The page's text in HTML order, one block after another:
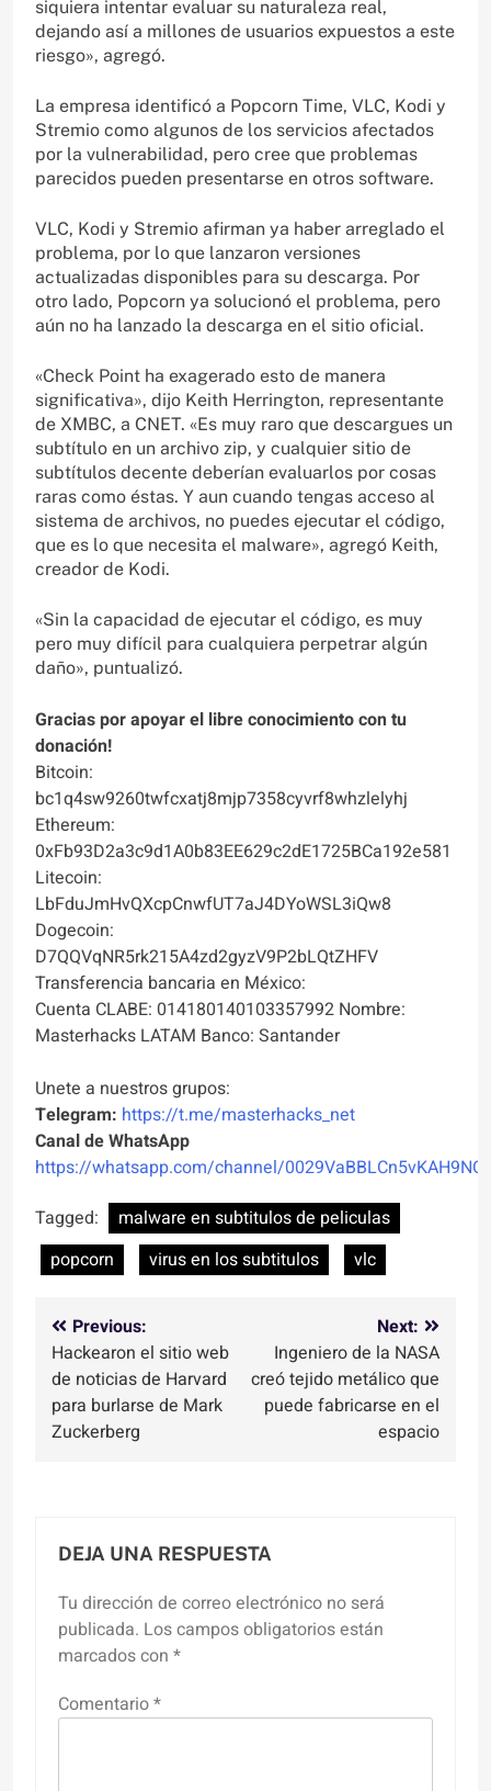
siquiera intentar evaluar su naturaleza real,
dejando así a millones de usuarios expuestos a este
riesgo», agregó.
La empresa identificó a Popcorn Time, VLC, Kodi y
Stremio como algunos de los servicios afectados
por la vulnerabilidad, pero cree que problemas
parecidos pueden presentarse en otros software.
VLC, Kodi y Stremio afirman ya haber arreglado el
problema, por lo que lanzaron versiones
actualizadas disponibles para su descarga. Por
otro lado, Popcorn ya solucionó el problema, pero
aún no ha lanzado la descarga en el sitio oficial.
«Check Point ha exagerado esto de manera
significativa», dijo Keith Herrington, representante
de XMBC, a CNET. «Es muy raro que descargues un
subtítulo en un archivo zip, y cualquier sitio de
subtítulos decente deberían evaluarlos por cosas
raras como éstas. Y aun cuando tengas acceso al
sistema de archivos, no puedes ejecutar el código,
que es lo que necesita el malware», agregó Keith,
creador de Kodi.
«Sin la capacidad de ejecutar el código, es muy
pero muy difícil para cualquiera perpetrar algún
daño», puntualizó.
Gracias por apoyar el libre conocimiento con tu
donación!
Bitcoin:
bc1q4sw9260twfcxatj8mjp7358cyvrf8whzlelyhj
Ethereum:
0xFb93D2a3c9d1A0b83EE629c2dE1725BCa192e581
Litecoin:
LbFduJmHvQXcpCnwfUT7aJ4DYoWSL3iQw8
Dogecoin:
D7QQVqNR5rk215A4zd2gyzV9P2bLQtZHFV
Transferencia bancaria en México:
Cuenta CLABE: 014180140103357992 Nombre:
Masterhacks LATAM Banco: Santander
Unete a nuestros grupos:
Telegram: https://t.me/masterhacks_net
Canal de WhatsApp
https://whatsapp.com/channel/
Tagged:
malware en subtitulos de peliculas
popcorn
virus en los subtitulos vlc
Navegación
de
entradas
Previous:
Hackearon el sitio web
de noticias de Harvard
para burlarse de Mark
Zuckerberg
Next:
Ingeniero de la NASA
creó tejido metálico que
puede fabricarse en el
espacio
DEJA UNA RESPUESTA
Tu dirección de correo electrónico no será
publicada. Los campos obligatorios están
marcados con *
Comentario*